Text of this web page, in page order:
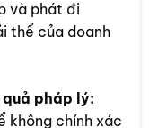
và phát đi
thể của doanh
pháp lý:
không chính xác